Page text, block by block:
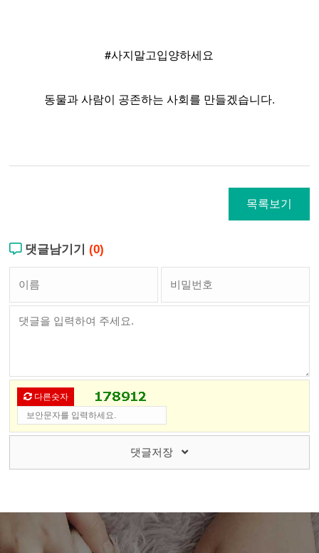
#사지말고입양하세요
동물과 사람이 공존하는 사회를 만들겠습니다.
목록보기
댓글남기기(0)
다른숫자
댓글저장